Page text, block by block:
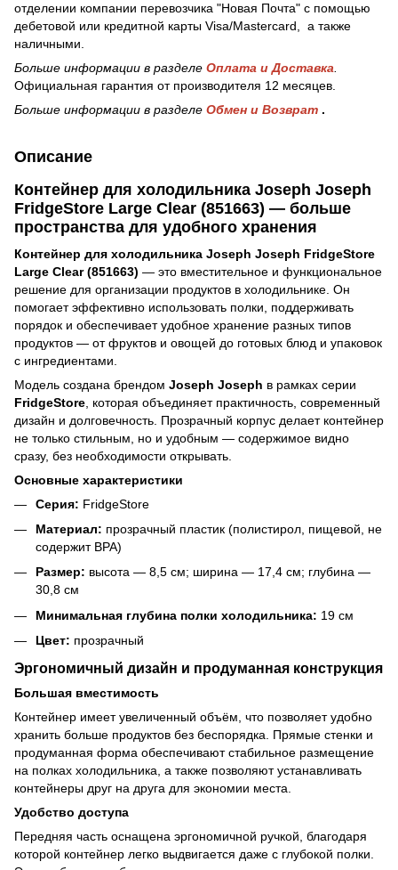
отделении компании перевозчика "Новая Почта" с помощью
дебетовой или кредитной карты Visa/Mastercard, а также
наличными.
Больше информации в разделе Оплата и Доставка
Официальная гарантия от производителя 12 месяцев.
Больше информации в разделе Обмен и Возврат .
Описание
Контейнер для холодильника Joseph Joseph
FridgeStore Large Clear (851663) — больше
пространства для удобного хранения
Контейнер для холодильника Joseph Joseph FridgeStore
Large Clear (851663) — это вместительное и функциональное
решение для организации продуктов в холодильнике. Он
помогает эффективно использовать полки, поддерживать
порядок и обеспечивает удобное хранение разных типов
продуктов — от фруктов и овощей до готовых блюд и упаковок
с ингредиентами.
Модель создана брендом Joseph Joseph в рамках серии
FridgeStore , которая объединяет практичность, современный
дизайн и долговечность. Прозрачный корпус делает контейнер
не только стильным, но и удобным — содержимое видно
сразу, без необходимости открывать.
Основные характеристики
Серия: FridgeStore
Материал: прозрачный пластик (полистирол, пищевой, не
содержит BPA)
Размер: высота — 8,5 см; ширина — 17,4 см; глубина —
30,8 см
Минимальная глубина полки холодильника: 19 см
Цвет: прозрачный
Эргономичный дизайн и продуманная конструкция
Большая вместимость
Контейнер имеет увеличенный объём, что позволяет удобно
хранить больше продуктов без беспорядка. Прямые стенки и
продуманная форма обеспечивают стабильное размещение
на полках холодильника, а также позволяют устанавливать
контейнеры друг на друга для экономии места.
Удобство доступа
Передняя часть оснащена эргономичной ручкой, благодаря
которой контейнер легко выдвигается даже с глубокой полки.